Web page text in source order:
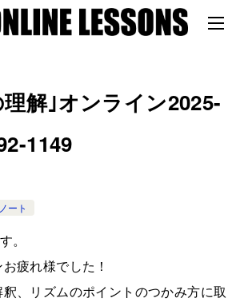
解｣オンライン2025-
1149
ート
。
疲れ様でした！
、リズムのポイントのつかみ方に取